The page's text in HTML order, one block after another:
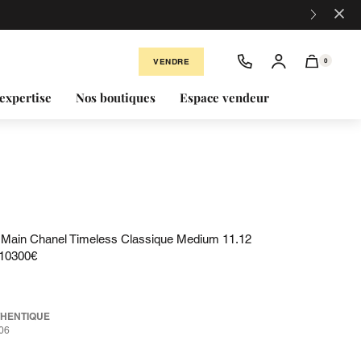
×
VENDRE 0
Nos boutiques Espace vendeur
Chanel Timeless Classique Medium 11.12